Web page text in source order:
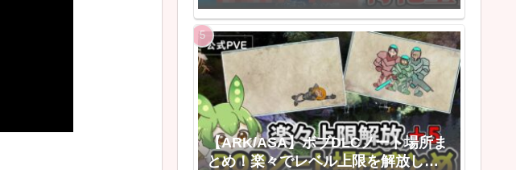
の活用法【ARK: Survival
Ascended】
【ARK/ASA】ボブDLCノート場所ま
とめ！楽々でレベル上限を解放しよ